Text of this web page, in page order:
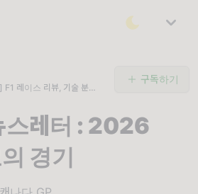
레이스 리뷰, 기술 분석과
구독하기
스레터 : 2026
경기